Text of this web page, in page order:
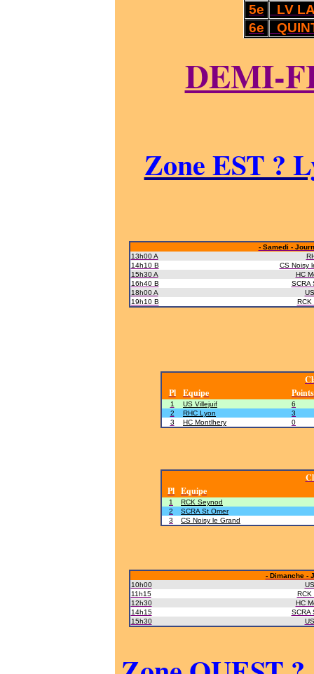
5e
LV
6e
DEMI-
Zone EST ?
- Samedi -
13h00 A
14h10 B
CS Noisy
15h30 A
HC
16h40 B
SCRA
18h00 A
19h10 B
RCK
Pl
Equipe Points
1 US Villejuif
6
2
RHC Lyon
3
3
HC Montlhery 0
Pl Equipe
1
RCK Seynod
2
SCRA St Omer
3
CS Noisy le Grand
- Dimanche -
10h00
11h15
RCK
12h30
HC
14h15
SCRA
15h30